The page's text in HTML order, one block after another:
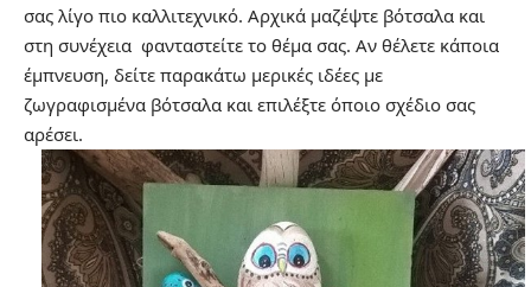
σας λίγο πιο καλλιτεχνικό. Αρχικά μαζέψτε βότσαλα και
στη συνέχεια φανταστείτε το θέμα σας. Αν θέλετε κάποια
έμπνευση, δείτε παρακάτω μερικές ιδέες με
ζωγραφισμένα βότσαλα και επιλέξτε όποιο σχέδιο σας
αρέσει.